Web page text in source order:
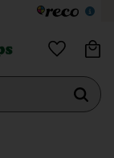
Ulubione